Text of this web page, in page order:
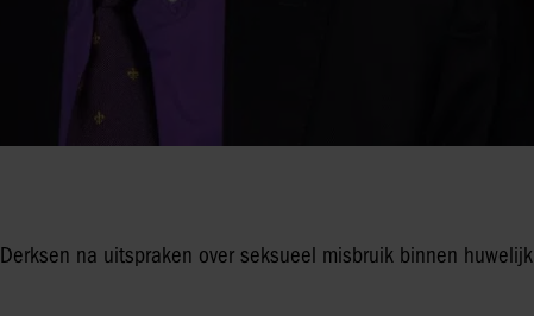
na uitspraken over seksueel misbruik binnen huwelijk